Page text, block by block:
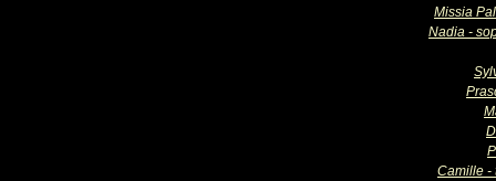
Missia
Nadia -
Camille -